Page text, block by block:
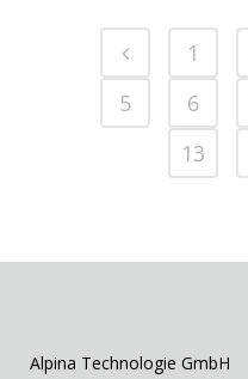
1
5
6
13
Alpina Technologie GmbH